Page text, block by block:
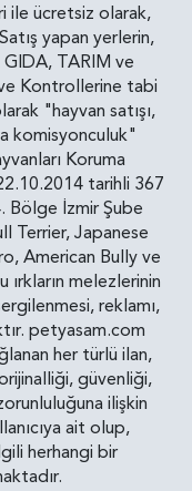
ile ücretsiz olarak,
yapan yerlerin,
GIDA, TARIM ve
Kontrollerine tabi
"hayvan satışı,
komisyonculuk"
Koruma
tarihli 367
Bölge İzmir Şube
Terrier, Japanese
American Bully ve
melezlerinin
reklamı,
petyasam.com
her türlü ilan,
güvenliği,
ilişkin
ait olup,
herhangi bir